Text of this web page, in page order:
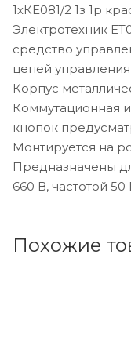
1хКЕ081/2 1з 1р
Электротехник
средство
цепей
Корпус
Коммутационная
кнопок
Монтируется на
Предназначены
660 В, частотой
Похожие